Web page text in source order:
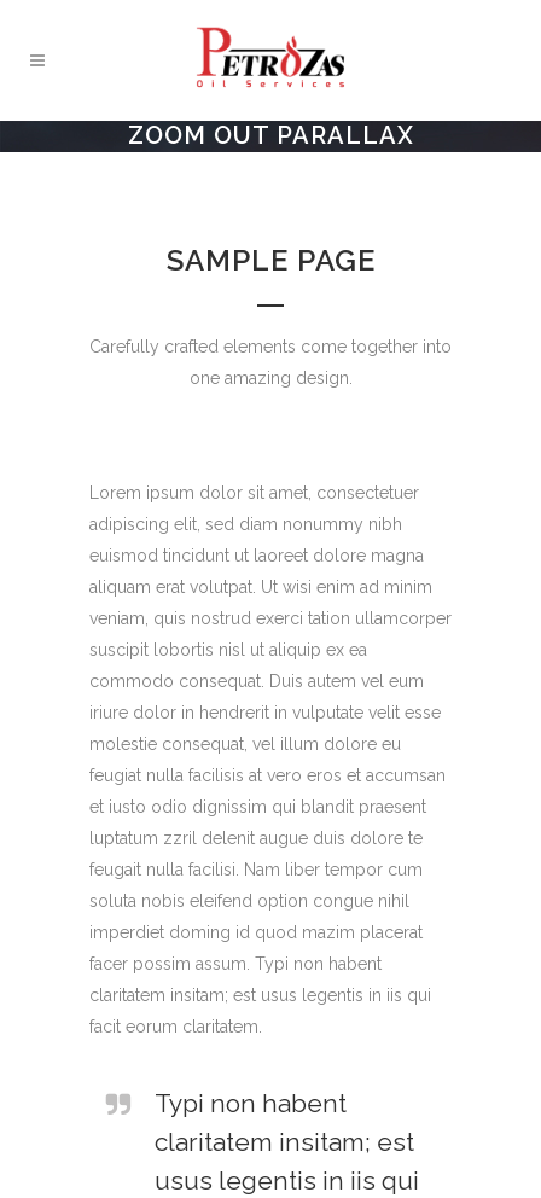
ZOOM OUT PARALLAX
SAMPLE PAGE
Carefully crafted elements come together into
one amazing design.
Lorem ipsum dolor sit amet, consectetuer
adipiscing elit, sed diam nonummy nibh
euismod tincidunt ut laoreet dolore magna
aliquam erat volutpat. Ut wisi enim ad minim
veniam, quis nostrud exerci tation ullamcorper
suscipit lobortis nisl ut aliquip ex ea
commodo consequat. Duis autem vel eum
iriure dolor in hendrerit in vulputate velit esse
molestie consequat, vel illum dolore eu
feugiat nulla facilisis at vero eros et accumsan
et iusto odio dignissim qui blandit praesent
luptatum zzril delenit augue duis dolore te
feugait nulla facilisi. Nam liber tempor cum
soluta nobis eleifend option congue nihil
imperdiet doming id quod mazim placerat
facer possim assum. Typi non habent
claritatem insitam; est usus legentis in iis qui
facit eorum claritatem.
Typi non habent
claritatem insitam; est
usus legentis in iis qui